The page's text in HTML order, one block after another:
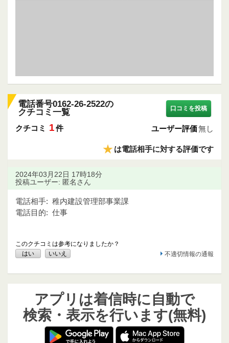
電話番号0162-26-2522の
クチコミ一覧
口コミを投稿
クチコミ 1件 ユーザー評価無し
★は電話相手に対する評価です
2024年03月22日 17時18分
投稿ユーザー: 匿名さん
電話相手: 稚内建設管理部事業課
電話目的: 仕事
このクチコミは参考になりましたか？
はい
いいえ 不適切情報の通報
アプリは着信時に自動で
検索・表示を行います(無料)